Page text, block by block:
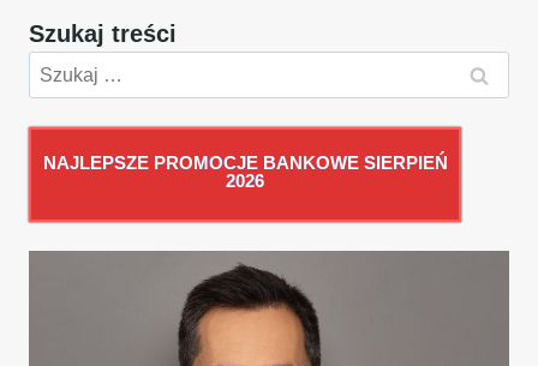
Szukaj treści
Szukaj:
NAJLEPSZE PROMOCJE BANKOWE SIERPIEŃ
2026